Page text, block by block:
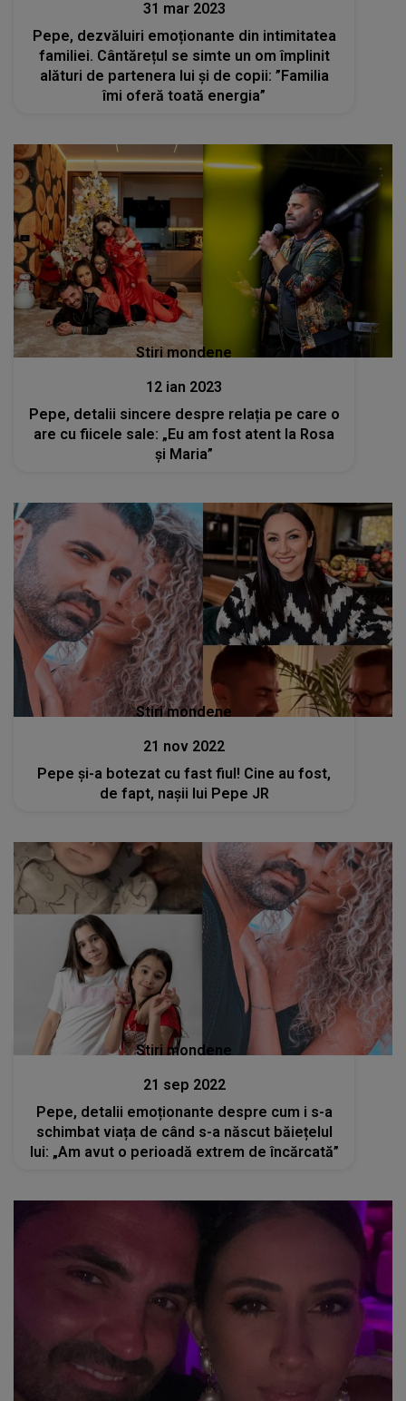
31 mar 2023
Pepe, dezvăluiri emoționante din intimitatea
familiei. Cântărețul se simte un om împlinit
alături de partenera lui și de copii: ”Familia
îmi oferă toată energia”
Stiri mondene
12 ian 2023
Pepe, detalii sincere despre relația pe care o
are cu fiicele sale: „Eu am fost atent la Rosa
și Maria”
Stiri mondene
21 nov 2022
Pepe și-a botezat cu fast fiul! Cine au fost,
de fapt, nașii lui Pepe JR
Stiri mondene
21 sep 2022
Pepe, detalii emoționante despre cum i s-a
schimbat viața de când s-a născut băiețelul
lui: „Am avut o perioadă extrem de încărcată”